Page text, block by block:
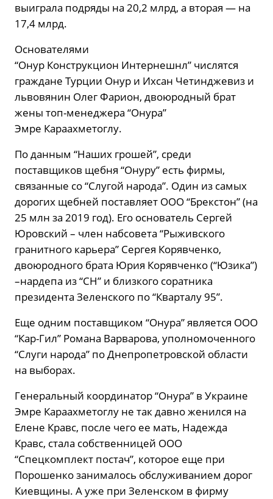
выиграла подряды на 20,2 млрд, а вторая — на
17,4 млрд.
Основателями
“Онур Конструкцион Интернешнл” числятся
граждане Турции Онур и Ихсан Четинджевиз и
львовянин Олег Фарион, двоюродный брат
жены топ-менеджера “Онура”
Эмре Караахметоглу.
По данным “Наших грошей”, среди
поставщиков щебня “Онуру” есть фирмы,
связанные со “Слугой народа”. Один из самых
дорогих щебней поставляет ООО “Брекстон” (на
25 млн за 2019 год). Его основатель Сергей
Юровский – член набсовета “Рыживского
гранитного карьера” Сергея Корявченко,
двоюродного брата Юрия Корявченко (“Юзика”)
–нардепа из “СН” и близкого соратника
президента Зеленского по “Кварталу 95”.
Еще одним поставщиком “Онура” является ООО
“Кар-Гил” Романа Варварова, уполномоченного
“Слуги народа” по Днепропетровской области
на выборах.
Генеральный координатор “Онура” в Украине
Эмре Караахметоглу не так давно женился на
Елене Кравс, после чего ее мать, Надежда
Кравс, стала собственницей ООО
“Спецкомплект постач”, которое еще при
Порошенко занималось обслуживанием дорог
Киевщины. А уже при Зеленском в фирму